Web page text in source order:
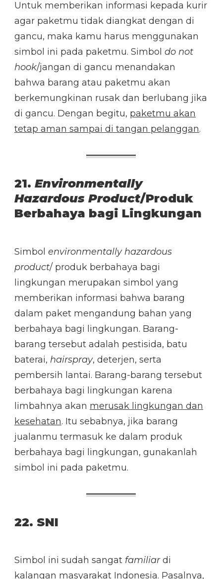
Untuk memberikan informasi kepada kurir
agar paketmu tidak diangkat dengan di
gancu, maka kamu harus menggunakan
simbol ini pada paketmu. Simbol do not
hook/jangan di gancu menandakan
bahwa barang atau paketmu akan
berkemungkinan rusak dan berlubang jika
di gancu. Dengan begitu, paketmu akan
tetap aman sampai di tangan pelanggan.
21. Environmentally
Hazardous Product/Produk
Berbahaya bagi Lingkungan
Simbol environmentally hazardous
product/ produk berbahaya bagi
lingkungan merupakan simbol yang
memberikan informasi bahwa barang
dalam paket mengandung bahan yang
berbahaya bagi lingkungan. Barang-
barang tersebut adalah pestisida, batu
baterai, hairspray, deterjen, serta
pembersih lantai. Barang-barang tersebut
berbahaya bagi lingkungan karena
limbahnya akan merusak lingkungan dan
kesehatan. Itu sebabnya, jika barang
jualanmu termasuk ke dalam produk
berbahaya bagi lingkungan, gunakanlah
simbol ini pada paketmu.
22. SNI
Simbol ini sudah sangat familiardi
kalangan masyarakat Indonesia. Pasalnya,